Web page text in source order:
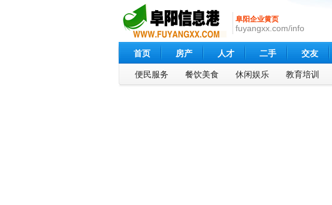
阜阳企业黄页
fuyangxx.com/info
首页 房产 人才 二手 交友
便民服务 餐饮美食 休闲娱乐 教育培训